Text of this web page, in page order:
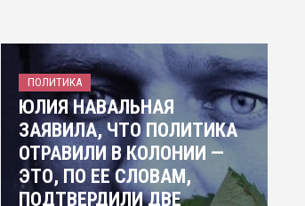
ПОЛИТИКА
ЮЛИЯ НАВАЛЬНАЯ
ЗАЯВИЛА, ЧТО ПОЛИТИКА
ОТРАВИЛИ В КОЛОНИИ —
ЭТО, ПО ЕЕ СЛОВАМ,
ПОДТВЕРДИЛИ ДВЕ